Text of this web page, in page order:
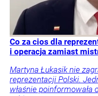
Co za cios dla
i operacja zamiast
Martyna Łukasik nie
reprezentacji Polski.
właśnie poinformowała